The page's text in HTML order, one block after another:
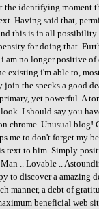
the identifying moment
Having said that,
this is in all
for doing that.
am no longer positive
existing i'm able to,
the specks a good
yet powerful. A
I should say you
chrome. Unusual blog!
me to don't forget my
to him. Simply
.. Lovable ..
to discover a amazing
manner, a debt of
beneficial web